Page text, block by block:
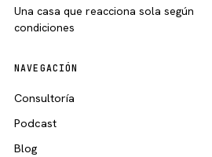
Una casa que reacciona sola según
condiciones
NAVEGACIÓN
Consultoría
Podcast
Blog